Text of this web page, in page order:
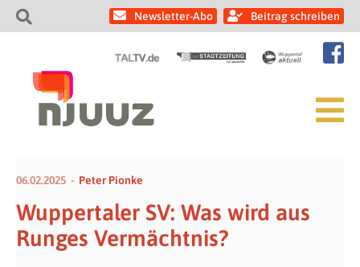
Newsletter-Abo Beitrag schreiben
06.02.2025 Peter Pionke
Wuppertaler SV: Was wird aus
Runges Vermächtnis?